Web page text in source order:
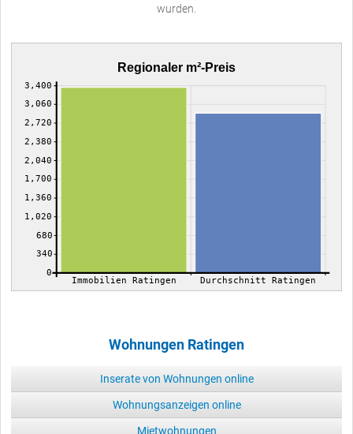
wurden.
Regionaler m²-Preis
0
340
680
1,020
1,360
1,700
2,040
2,380
2,720
3,060
3,400
Immobilien Ratingen Durchschnitt Ratingen
Wohnungen Ratingen
Inserate von Wohnungen online
Wohnungsanzeigen online
Mietwohnungen